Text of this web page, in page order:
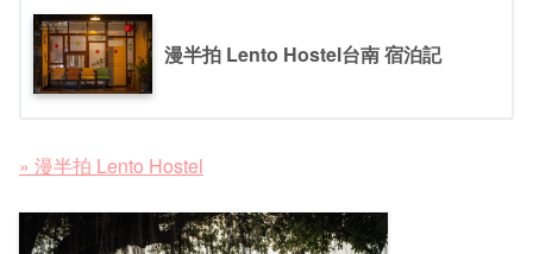
漫半拍 Lento Hostel台南 宿泊記
» 漫半拍 Lento Hostel